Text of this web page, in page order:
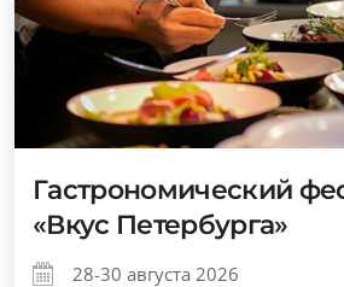
Гастрономический
«Вкус Петербурга»
28-30 августа 2026